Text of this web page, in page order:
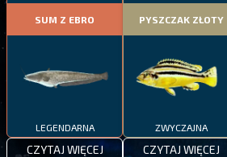
SUM Z EBRO
LEGENDARNA
CZYTAJ WIĘCEJ
PYSZCZAK ZŁOTY
ZWYCZAJNA
CZYTAJ WIĘCEJ